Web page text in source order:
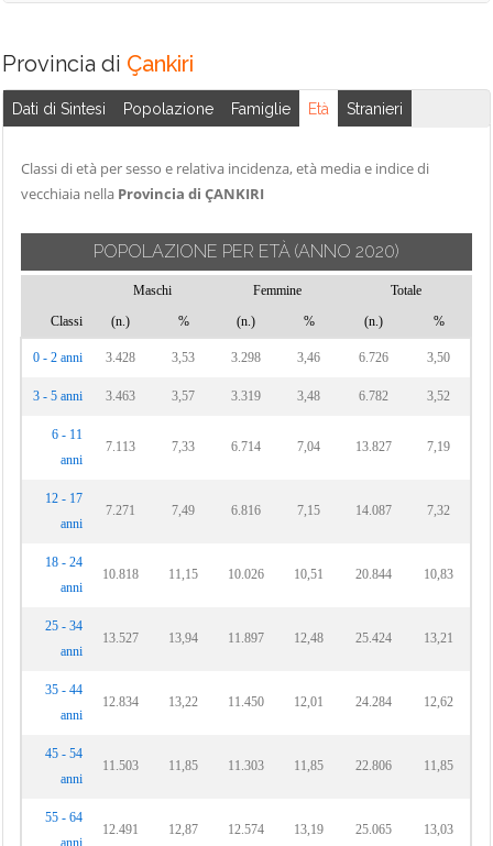
Provincia di Çankiri
Dati di Sintesi Popolazione Famiglie Età Stranieri
Classi di età per sesso e relativa incidenza, età media e indice di
vecchiaia nella Provincia di ÇANKIRI
POPOLAZIONE PER ETÀ (ANNO 2020)
Maschi Femmine
Totale
Classi
(n.) % (n.) % (n.) %
0 - 2 anni 3.428 3,53 3.298 3,46 6.726 3,50
3 - 5 anni 3.463 3,57 3.319 3,48 6.782 3,52
6 - 11
anni
7.113 7,33 6.714 7,04 13.827 7,19
12 - 17
anni
7.271 7,49 6.816 7,15 14.087 7,32
18 - 24
anni
10.818 11,15 10.026 10,51 20.844 10,83
25 - 34
anni
13.527 13,94 11.897 12,48 25.424 13,21
35 - 44
anni
12.834 13,22 11.450 12,01 24.284 12,62
45 - 54
anni
11.503 11,85 11.303 11,85 22.806 11,85
55 - 64
anni
12.491 12,87 12.574 13,19 25.065 13,03